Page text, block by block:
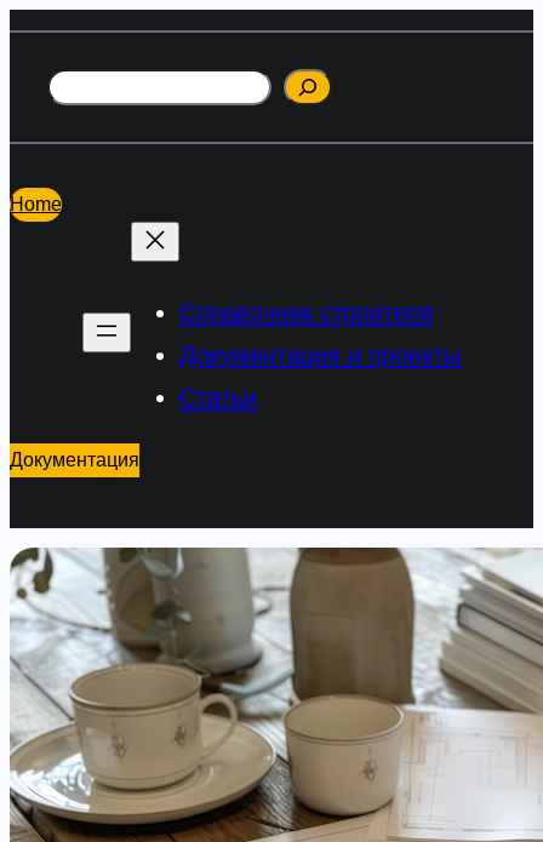
содержимому
Поиск
Home
Справочник строителя
Документация и проекты
Статьи
Документация